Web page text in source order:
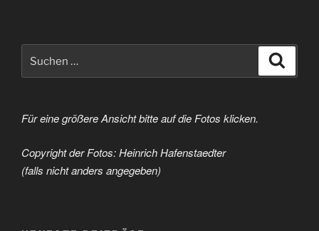
nach:
Für eine größere Ansicht bitte auf die Fotos klicken.
Copyright der Fotos: Heinrich Hafenstaedter
(falls nicht anders angegeben)